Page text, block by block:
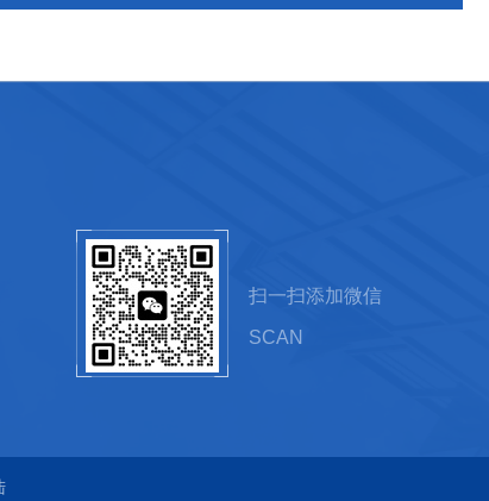
扫一扫添加微信
SCAN